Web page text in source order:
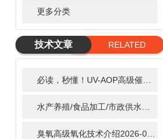
更多分类
技术文章
RELATED
臭氧高级氧化技术介绍2026-02-27